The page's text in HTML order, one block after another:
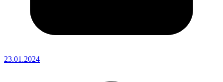
23.01.2024